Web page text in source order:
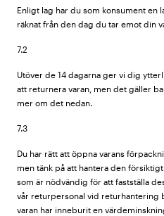
Enligt lag har du som konsument en
räknat från den dag du tar emot din
7.2
Utöver de 14 dagarna ger vi dig
att returnera varan, men det gäller
mer om det nedan.
7.3
Du har rätt att öppna varans
men tänk på att hantera den
som är nödvändig för att fastställa
vår returpersonal vid returhantering
varan har inneburit en